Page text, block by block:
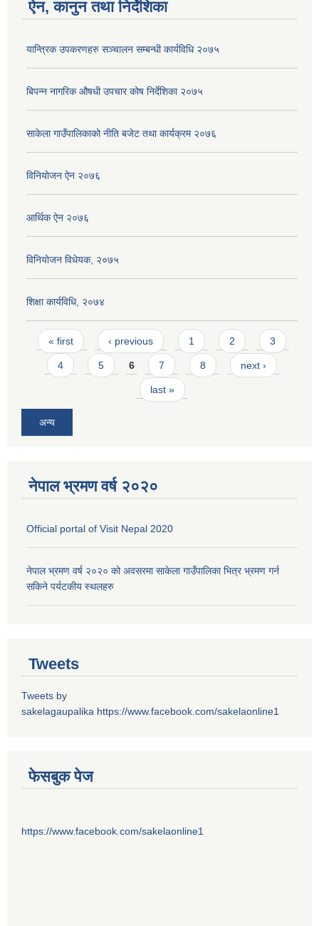
ऐन, कानुन तथा निर्देशिका
यान्त्रिक उपकरणहरु सञ्चालन सम्बन्धी कार्यविधि २०७५
बिपन्न नागरिक ‍‍‌‍औषधी उपचार कोष निर्देशिका २०७५
साकेला गाउँपालिकाको नीति बजेट तथा कार्यक्रम २०७६
विनियोजन ऐन २०७६
आर्थिक ऐन २०७६
विनियाेजन विधेयक, २०७५
शिक्षा कार्यविधि, २०७४
Pages
« first ‹ previous 1 2 3
4 5 6 7 8 next ›
last »
अन्य
नेपाल भ्रमण वर्ष २०२०
Official portal of Visit Nepal 2020
नेपाल भ्रमण वर्ष २०२० को अवसरमा साकेला गाउँपालिका भित्र भ्रमण गर्न
सकिने पर्यटकीय स्थलहरु
Tweets
Tweets by
sakelagaupalika https://www.facebook.com/sakelaonline1
फेसबुक पेज
https://www.facebook.com/sakelaonline1